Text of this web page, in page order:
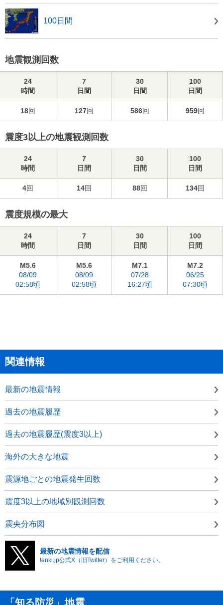
100日間
地震観測回数
24
時間
7
日間
30
日間
100
日間
18回 127回 586回 959回
震度3以上の地震観測回数
24
時間
7
日間
30
日間
100
日間
4回 14回 88回 134回
震度規模の最大
24
時間
7
日間
30
日間
100
日間
M5.6
08/09
02:58頃
M5.6
08/09
02:58頃
M7.1
07/28
16:27頃
M7.2
06/25
07:30頃
関連情報
最新の地震情報
過去の地震履歴
過去の地震履歴(震度3以上)
海外の大きな地震
震源地ごとの地震発生回数
震度3以上の地域別観測回数
震央分布図
最新の地震情報を配信
tenki.jp公式X（旧Twitter）をご利用ください。
「知る防災」地震